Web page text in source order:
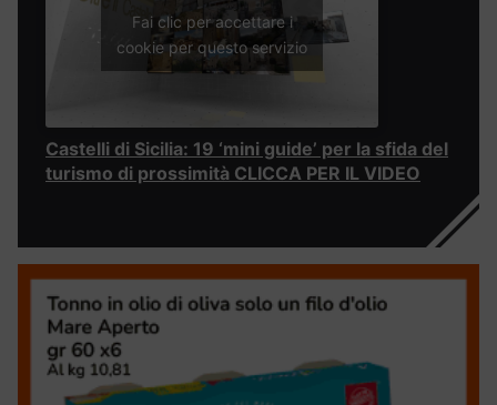
Fai clic per accettare i
cookie per questo servizio
Castelli di Sicilia: 19 ‘mini guide’ per la sfida del
turismo di prossimità CLICCA PER IL VIDEO